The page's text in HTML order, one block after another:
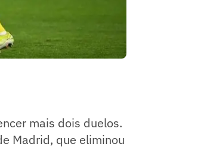
mais dois duelos.
Madrid, que eliminou